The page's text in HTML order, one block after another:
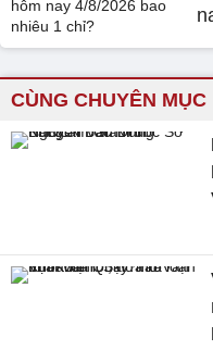
CÙNG CHUYÊN MỤC